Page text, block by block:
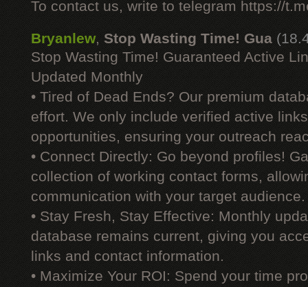
To contact us, write to telegram https://
Bryanlew,Stop Wasting Time! Gua
Stop Wasting Time! Guaranteed Active
Updated Monthly
• Tired of Dead Ends? Our premium
effort. We only include verified active
opportunities, ensuring your outreach
• Connect Directly: Go beyond profiles!
collection of working contact forms,
communication with your target audience.
• Stay Fresh, Stay Effective: Monthly
database remains current, giving you
links and contact information.
• Maximize Your ROI: Spend your time